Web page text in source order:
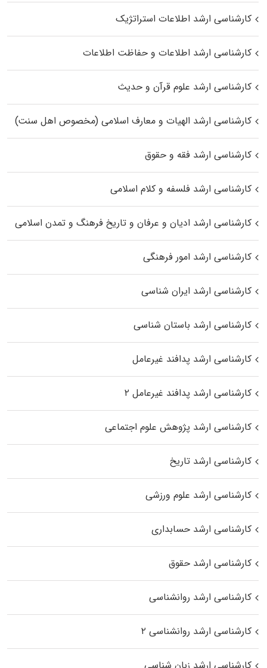
کارشناسی ارشد اطلاعات استراتژیک
کارشناسی ارشد اطلاعات و حفاظت اطلاعات
کارشناسی ارشد علوم قرآن و حدیث
کارشناسی ارشد الهیات و معارف اسلامی (مخصوص اهل سنت)
کارشناسی ارشد فقه و حقوق
کارشناسی ارشد فلسفه و کلام اسلامی
کارشناسی ارشد ادیان و عرفان و تاریخ فرهنگ و تمدن اسلامی
کارشناسی ارشد امور فرهنگی
کارشناسی ارشد ایران شناسی
کارشناسی ارشد باستان شناسی
کارشناسی ارشد پدافند غیرعامل
کارشناسی ارشد پدافند غیرعامل ۲
کارشناسی ارشد پژوهش علوم اجتماعی
کارشناسی ارشد تاریخ
کارشناسی ارشد علوم ورزشی
کارشناسی ارشد حسابداری
کارشناسی ارشد حقوق
کارشناسی ارشد روانشناسی
کارشناسی ارشد روانشناسی ۲